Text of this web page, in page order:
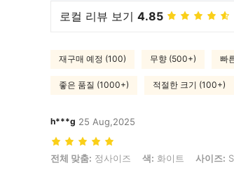
로컬 리뷰 보기 4.85
재구매 예정 (100) 무향 (500+) 빠
좋은 품질 (1000+) 적절한 크기 (100+)
h***g 25 Aug,2025
전체 맞춤: 정사이즈, 색: 화이트, 사이즈: S
전체 맞춤: 정사이즈 색: 화이트 사이즈: S